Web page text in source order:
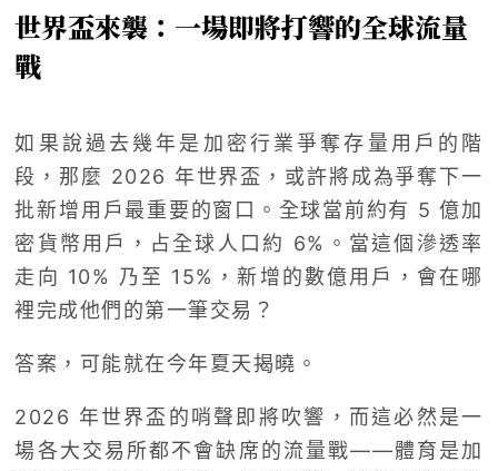
世界盃來襲：一場即將打響的全球流量
戰
如果說過去幾年是加密行業爭奪存量用戶的階
段，那麼 2026 年世界盃，或許將成為爭奪下一
批新增用戶最重要的窗口。全球當前約有 5 億加
密貨幣用戶，占全球人口約 6%。當這個滲透率
走向 10% 乃至 15%，新增的數億用戶，會在哪
裡完成他們的第一筆交易？
答案，可能就在今年夏天揭曉。
2026 年世界盃的哨聲即將吹響，而這必然是一
場各大交易所都不會缺席的流量戰——體育是加